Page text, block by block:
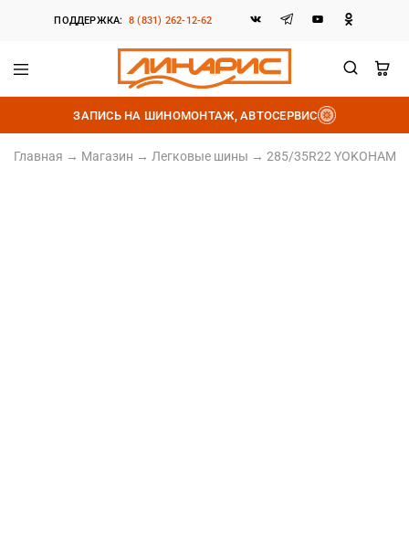
ПОДДЕРЖКА: 8 (831) 262-12-62
Линарис
Продажа
шин,
дисков
и
аккумуляторов
ЗАПИСЬ НА ШИНОМОНТАЖ, АВТОСЕРВИС
Главная → Магазин → Легковые шины → 285/35R22 YOKOHAMA